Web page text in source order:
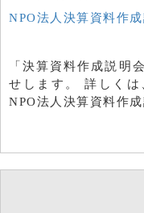
NPO法人決算資料作
「決算資料作成説明
せします。 詳しくは
NPO法人決算資料作